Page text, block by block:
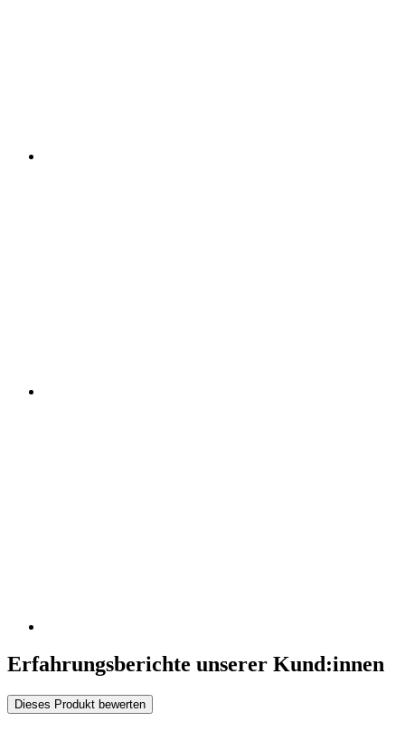
Erfahrungsberichte unserer Kund:innen
Dieses Produkt bewerten